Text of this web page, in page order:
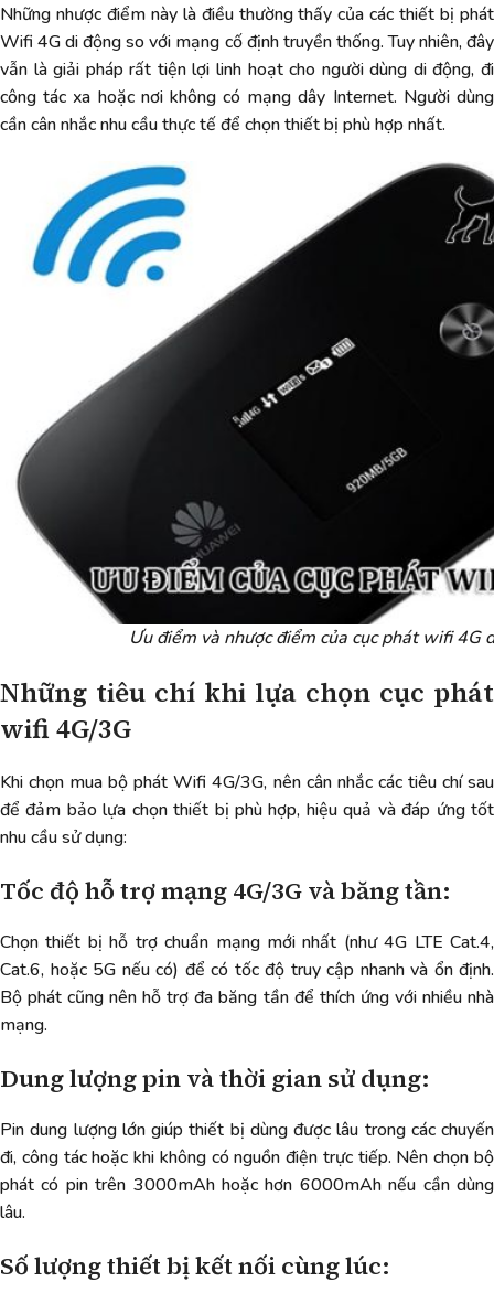
Những nhược điểm này là điều thường thấy của các thiết bị phát
Wifi 4G di động so với mạng cố định truyền thống. Tuy nhiên, đây
vẫn là giải pháp rất tiện lợi linh hoạt cho người dùng di động, đi
công tác xa hoặc nơi không có mạng dây Internet. Người dùng
cần cân nhắc nhu cầu thực tế để chọn thiết bị phù hợp nhất.
Ưu điểm và nhược điểm của cục phát wifi 4G
Những tiêu chí khi lựa chọn cục phát
wifi 4G/3G
Khi chọn mua bộ phát Wifi 4G/3G, nên cân nhắc các tiêu chí sau
để đảm bảo lựa chọn thiết bị phù hợp, hiệu quả và đáp ứng tốt
nhu cầu sử dụng:
Tốc độ hỗ trợ mạng 4G/3G và băng tần:
Chọn thiết bị hỗ trợ chuẩn mạng mới nhất (như 4G LTE Cat.4,
Cat.6, hoặc 5G nếu có) để có tốc độ truy cập nhanh và ổn định.
Bộ phát cũng nên hỗ trợ đa băng tần để thích ứng với nhiều nhà
mạng.
Dung lượng pin và thời gian sử dụng:
Pin dung lượng lớn giúp thiết bị dùng được lâu trong các chuyến
đi, công tác hoặc khi không có nguồn điện trực tiếp. Nên chọn bộ
phát có pin trên 3000mAh hoặc hơn 6000mAh nếu cần dùng
lâu.
Số lượng thiết bị kết nối cùng lúc: